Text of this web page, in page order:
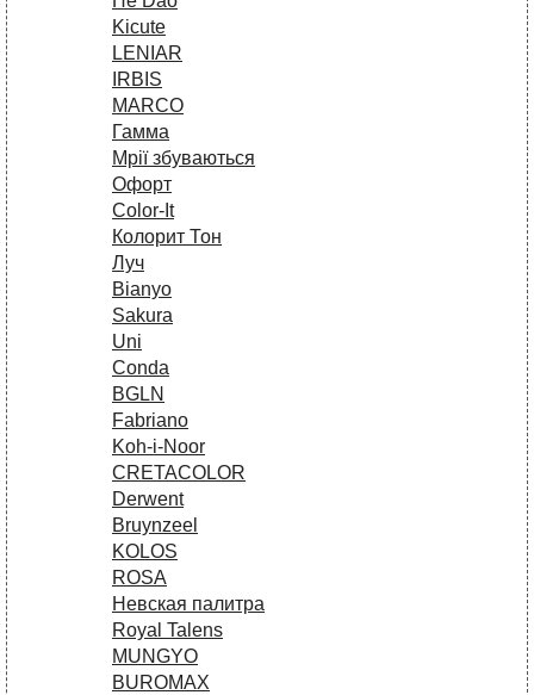
Kicute
LENIAR
IRBIS
MARCO
Гамма
Мрії збуваються
Офорт
Сolor-It
Колорит Тон
Луч
Bianyo
Sakura
Uni
Conda
BGLN
Fabriano
Koh-i-Noor
CRETACOLOR
Derwent
Bruynzeel
KOLOS
ROSA
Невская палитра
Royal Talens
MUNGYO
BUROMAX